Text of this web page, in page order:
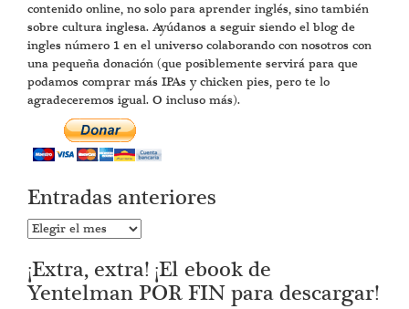
contenido online, no solo para aprender inglés, sino también
sobre cultura inglesa. Ayúdanos a seguir siendo el blog de
ingles número 1 en el universo colaborando con nosotros con
una pequeña donación (que posiblemente servirá para que
podamos comprar más IPAs y chicken pies, pero te lo
agradeceremos igual. O incluso más).
Entradas anteriores
Entradas
¡Extra, extra! ¡El ebook de
Yentelman POR FIN para descargar!